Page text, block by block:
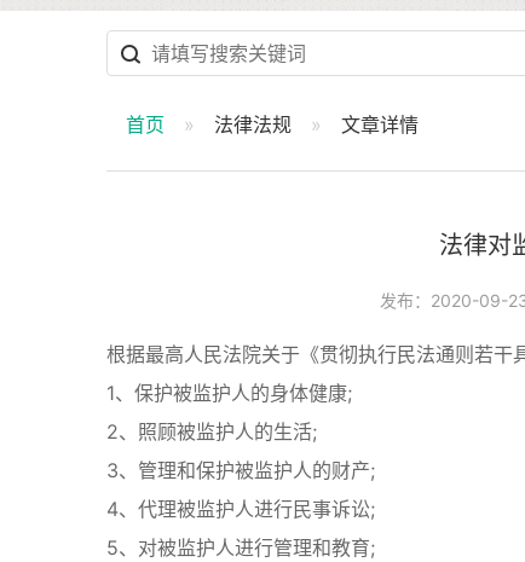
首页 法律法规 文章详情
法律对
发布：2020-09-
根据最高人民法院关于《贯彻执行民法通则若干
1、保护被监护人的身体健康;
2、照顾被监护人的生活;
3、管理和保护被监护人的财产;
4、代理被监护人进行民事诉讼;
5、对被监护人进行管理和教育;